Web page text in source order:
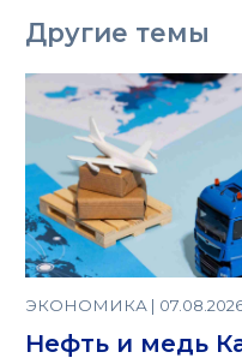
Другие темы
ЭКОНОМИКА |
Нефть и медь